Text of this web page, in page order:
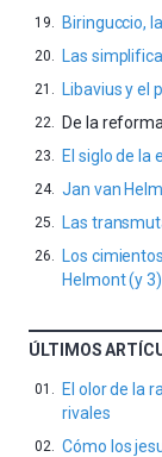
Biringuccio,
Las
Libavius y
De la
El siglo de
Jan van
Las
Los
Helmont (y 3)
ÚLTIMOS
El olor de la
rivales
Cómo los